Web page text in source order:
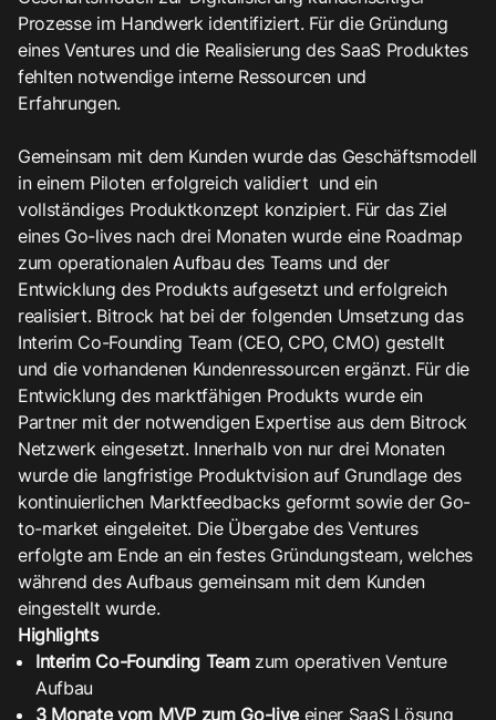
9
6
7
8
9
5
6
7
8
9
Prozesse im Handwerk identifiziert. Für die Gründung
eines Ventures und die Realisierung des SaaS Produktes
fehlten notwendige interne Ressourcen und
Erfahrungen. ​
Gemeinsam mit dem Kunden wurde das Geschäftsmodell
in einem Piloten erfolgreich validiert und ein
vollständiges Produktkonzept konzipiert. Für das Ziel
eines Go-lives nach drei Monaten wurde eine Roadmap
zum operationalen Aufbau des Teams und der
Entwicklung des Produkts aufgesetzt und erfolgreich
realisiert. Bitrock hat bei der folgenden Umsetzung das
Interim Co-Founding Team (CEO, CPO, CMO) gestellt
und die vorhandenen Kundenressourcen ergänzt. Für die
Entwicklung des marktfähigen Produkts wurde ein
Partner mit der notwendigen Expertise aus dem Bitrock
Netzwerk eingesetzt. Innerhalb von nur drei Monaten
wurde die langfristige Produktvision auf Grundlage des
kontinuierlichen Marktfeedbacks geformt sowie der Go-
to-market eingeleitet. Die Übergabe des Ventures
erfolgte am Ende an ein festes Gründungsteam, welches
während des Aufbaus gemeinsam mit dem Kunden
eingestellt wurde.​ ​
Highlights
Interim Co-Founding Teamzum operativen Venture
Aufbau​
3 Monate vom MVP zum Go-live einer SaaS Lösung